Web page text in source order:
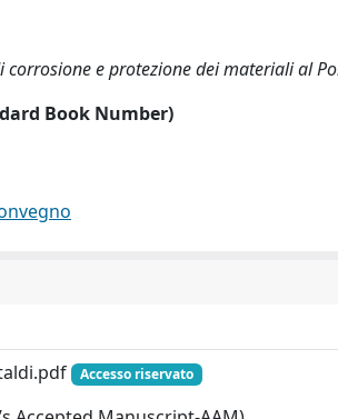
corrosione e protezione dei materiali al
Book Number)
Accesso riservato